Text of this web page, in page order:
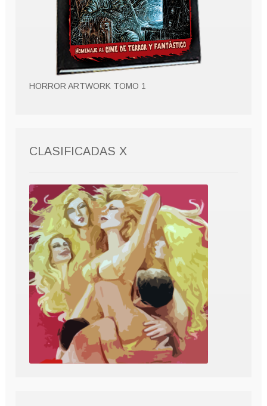
HORROR ARTWORK TOMO 1
CLASIFICADAS X